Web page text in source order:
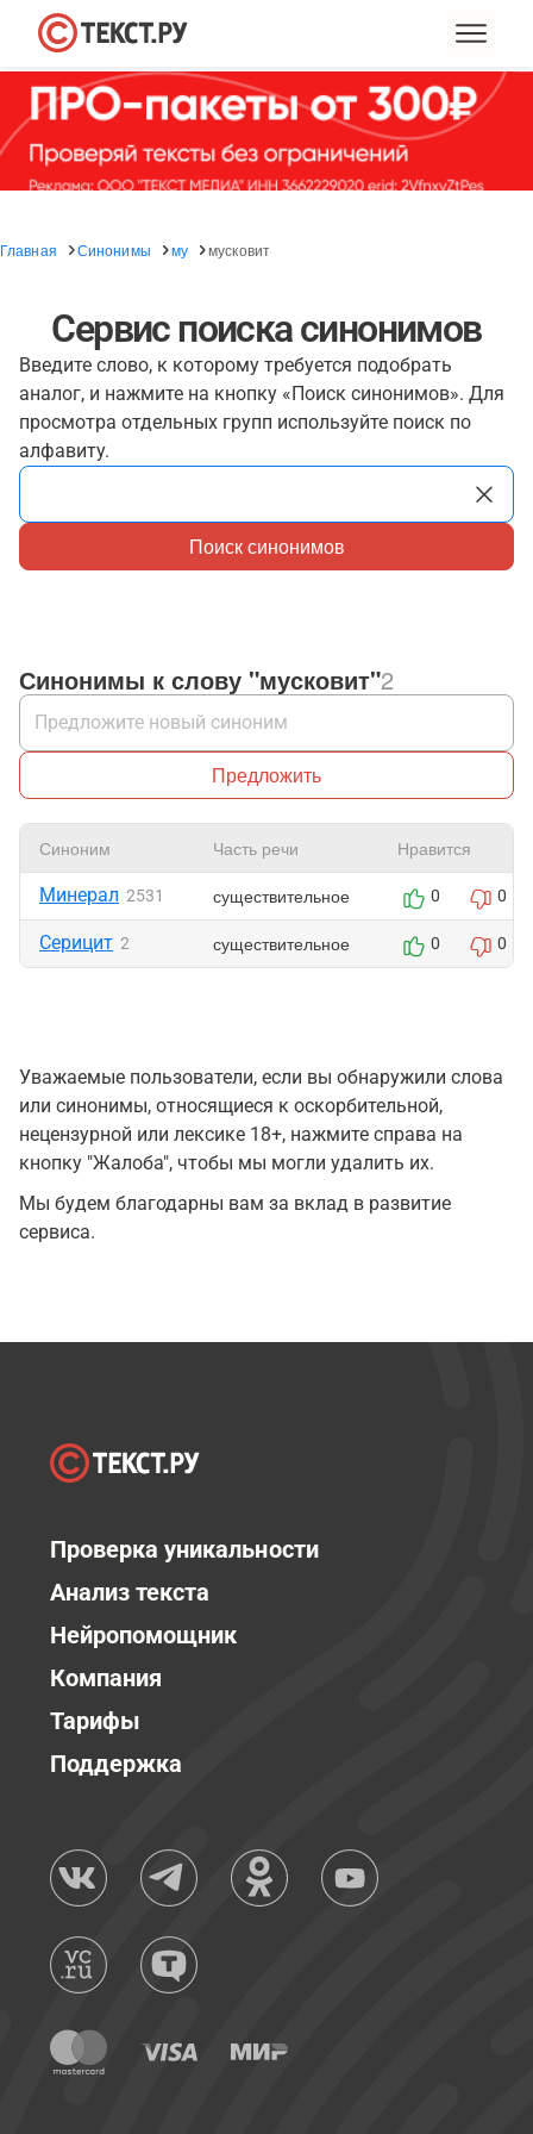
Главная Синонимы му мусковит
Сервис поиска синонимов
Введите слово, к которому требуется подобрать
аналог, и нажмите на кнопку «Поиск синонимов». Для
просмотра отдельных групп используйте поиск по
алфавиту.
Поиск синонимов
Синонимы к слову "мусковит"2
Предложить
Синоним Часть речи Нравится
Минерал 2531 существительное 0 0
Серицит 2 существительное 0 0
Уважаемые пользователи, если вы обнаружили слова
или синонимы, относящиеся к оскорбительной,
нецензурной или лексике 18+, нажмите справа на
кнопку "Жалоба", чтобы мы могли удалить их.
Мы будем благодарны вам за вклад в развитие
сервиса.
Проверка уникальности
Анализ текста
Нейропомощник
Компания
Тарифы
Поддержка